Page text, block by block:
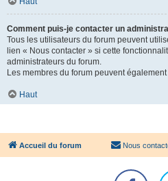
Comment puis-je contacter un
Tous les utilisateurs du forum peuvent
lien « Nous contacter » si cette
administrateurs du forum.
Les membres du forum peuvent
Haut
Accueil du forum Nous